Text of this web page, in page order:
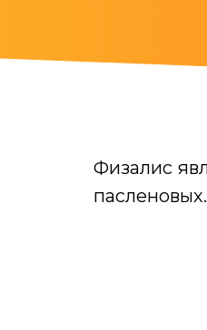
Физалис